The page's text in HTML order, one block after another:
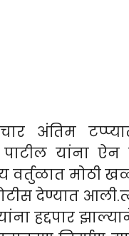
अंतिम
यांना ऐन
वर्तुळात मोठी
देण्यात
हद्दपार